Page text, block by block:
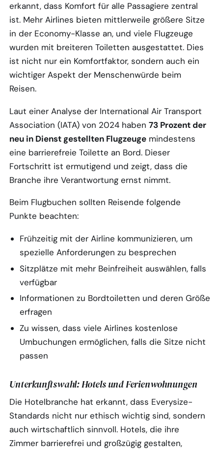
erkannt, dass Komfort für alle Passagiere zentral
ist. Mehr Airlines bieten mittlerweile größere Sitze
in der Economy-Klasse an, und viele Flugzeuge
wurden mit breiteren Toiletten ausgestattet. Dies
ist nicht nur ein Komfortfaktor, sondern auch ein
wichtiger Aspekt der Menschenwürde beim
Reisen.
Laut einer Analyse der International Air Transport
Association (IATA) von 2024 haben73 Prozent der
neu in Dienst gestellten Flugzeuge mindestens
eine barrierefreie Toilette an Bord. Dieser
Fortschritt ist ermutigend und zeigt, dass die
Branche ihre Verantwortung ernst nimmt.
Beim Flugbuchen sollten Reisende folgende
Punkte beachten:
Frühzeitig mit der Airline kommunizieren, um
spezielle Anforderungen zu besprechen
Sitzplätze mit mehr Beinfreiheit auswählen, falls
verfügbar
Informationen zu Bordtoiletten und deren Größe
erfragen
Zu wissen, dass viele Airlines kostenlose
Umbuchungen ermöglichen, falls die Sitze nicht
passen
Unterkunftswahl: Hotels und Ferienwohnungen
Die Hotelbranche hat erkannt, dass Everysize-
Standards nicht nur ethisch wichtig sind, sondern
auch wirtschaftlich sinnvoll. Hotels, die ihre
Zimmer barrierefrei und großzügig gestalten,